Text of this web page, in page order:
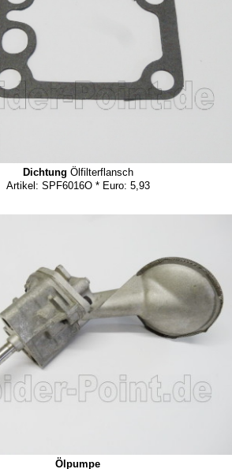
Dichtung Ölfilterflansch
Artikel: SPF6016O * Euro: 5,93
Ölpumpe